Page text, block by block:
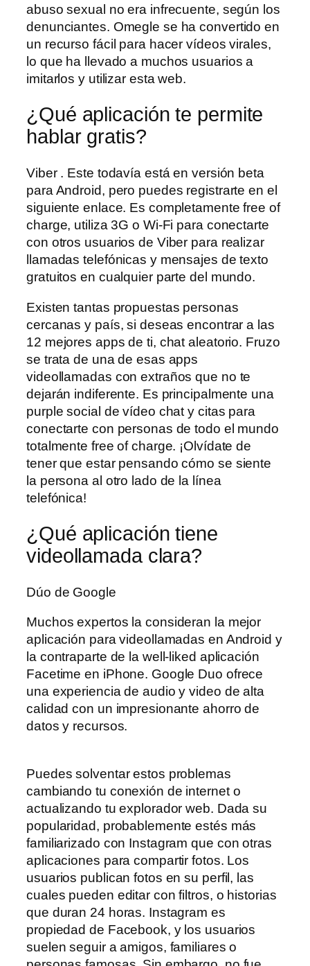
abuso sexual no era infrecuente, según los
denunciantes. Omegle se ha convertido en
un recurso fácil para hacer vídeos virales,
lo que ha llevado a muchos usuarios a
imitarlos y utilizar esta web.
¿Qué aplicación te permite
hablar gratis?
Viber . Este todavía está en versión beta
para Android, pero puedes registrarte en el
siguiente enlace. Es completamente free of
charge, utiliza 3G o Wi-Fi para conectarte
con otros usuarios de Viber para realizar
llamadas telefónicas y mensajes de texto
gratuitos en cualquier parte del mundo.
Existen tantas propuestas personas
cercanas y país, si deseas encontrar a las
12 mejores apps de ti, chat aleatorio. Fruzo
se trata de una de esas apps
videollamadas con extraños que no te
dejarán indiferente. Es principalmente una
purple social de vídeo chat y citas para
conectarte con personas de todo el mundo
totalmente free of charge. ¡Olvídate de
tener que estar pensando cómo se siente
la persona al otro lado de la línea
telefónica!
¿Qué aplicación tiene
videollamada clara?
Dúo de Google
Muchos expertos la consideran la mejor
aplicación para videollamadas en Android y
la contraparte de la well-liked aplicación
Facetime en iPhone. Google Duo ofrece
una experiencia de audio y video de alta
calidad con un impresionante ahorro de
datos y recursos.
Puedes solventar estos problemas
cambiando tu conexión de internet o
actualizando tu explorador web. Dada su
popularidad, probablemente estés más
familiarizado con Instagram que con otras
aplicaciones para compartir fotos. Los
usuarios publican fotos en su perfil, las
cuales pueden editar con filtros, o historias
que duran 24 horas. Instagram es
propiedad de Facebook, y los usuarios
suelen seguir a amigos, familiares o